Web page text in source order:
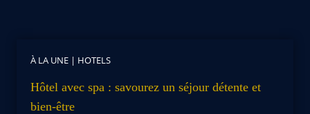
À LA UNE | HOTELS
Hôtel avec spa : savourez un séjour détente et
bien-être